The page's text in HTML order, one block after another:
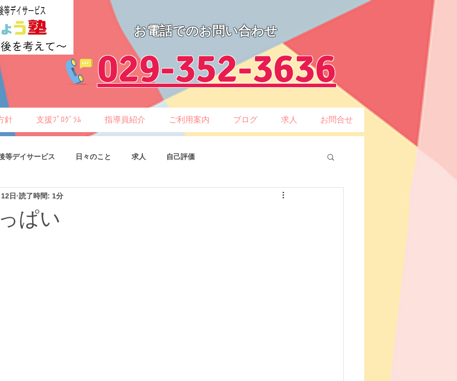
お電話でのお問い合わせ
​029-352-3636
針 支援ﾌﾟﾛｸﾞﾗﾑ 指導員紹介 ご利用案内 ブログ 求人 お問合せ
等デイサービス 日々のこと 求人 自己評価
ぱい
日 読了時間: 1分